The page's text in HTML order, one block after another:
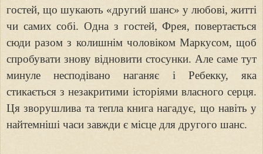
гостей, що шукають «другий шанс» у любові, житті
чи самих собі. Одна з гостей, Фрея, повертається
сюди разом з колишнім чоловіком Маркусом, щоб
спробувати знову відновити стосунки. Але саме тут
минуле несподівано наганяє і Ребекку, яка
стикається з незакритими історіями власного серця.
Ця зворушлива та тепла книга нагадує, що навіть у
найтемніші часи завжди є місце для другого шанс.